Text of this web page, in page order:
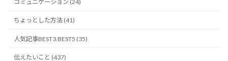
コミュニケーション (24)
ちょっとした方法 (41)
人気記事BEST3.BEST5 (35)
伝えたいこと (437)